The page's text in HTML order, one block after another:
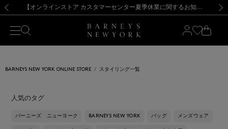
新規登録のお客様も対象！＜MY BARNEYS＞会員のお客様は11,000円（税込）以上のお買上げで常時送料無料！お買い物の際は会員登録を！
【夏季休業に伴う出荷一時停止のお知らせ】(2026.8.7) 【オンラインストア カスタマーセンター夏季休業に関するお知らせ】（2026.8.7）
【夏季休業に伴う返品・交換承り一時停止のお知らせ】（2026.8.5）
熊本県を中心とした地震の影響によるお荷物のお届けについて
【開催中】SUMMER SALEのご案内・ご注意事項 新規登録のお客様も対象！＜MY BARNEYS＞会員のお客様は11,000円（税込）以上のお買上げで常時送料無料！お買い物の際は会員登録を！
【夏季休業に伴う出荷一時停止のお知らせ】(2026.8.7)
BARNEYS NEW YORK ONLINE STORE スタイリング一覧
人気のタグ
バーニーズ ニューヨーク BARNEYS NEW YORK バッグ メンズウェア